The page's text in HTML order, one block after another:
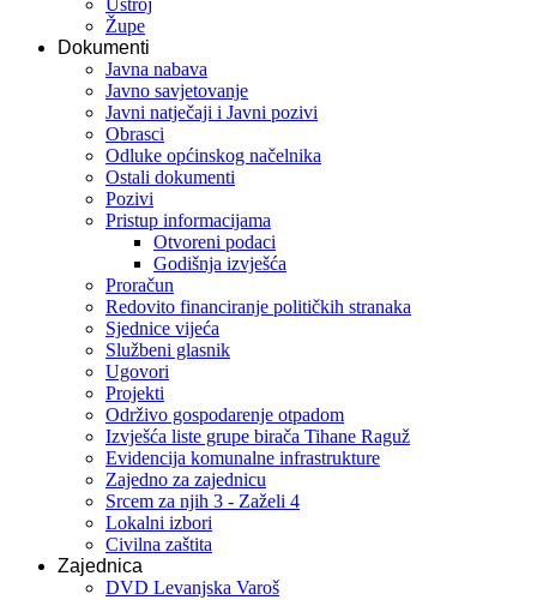
Ustroj
Župe
Dokumenti
Javna nabava
Javno savjetovanje
Javni natječaji i Javni pozivi
Obrasci
Odluke općinskog načelnika
Ostali dokumenti
Pozivi
Pristup informacijama
Otvoreni podaci
Godišnja izvješća
Proračun
Redovito financiranje političkih stranaka
Sjednice vijeća
Službeni glasnik
Ugovori
Projekti
Održivo gospodarenje otpadom
Izvješća liste grupe birača Tihane Raguž
Evidencija komunalne infrastrukture
Zajedno za zajednicu
Srcem za njih 3 - Zaželi 4
Lokalni izbori
Civilna zaštita
Zajednica
DVD Levanjska Varoš